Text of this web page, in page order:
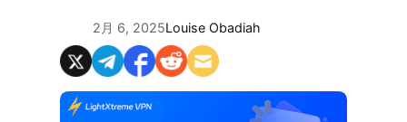
2月 6, 2025Louise Obadiah